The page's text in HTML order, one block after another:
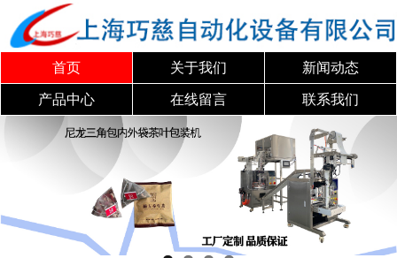
首页 关于我们 新闻动态
产品中心 在线留言 联系我们